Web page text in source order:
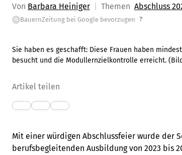
Von Barbara Heiniger Themen Abschluss
G BauernZeitung bei Google bevorzugen ?
Sie haben es geschafft: Diese Frauen haben
besucht und die Modullernzielkontrolle erreicht.
Artikel teilen
Mit einer würdigen Abschlussfeier wurde der
berufsbegleitenden Ausbildung von 2023 bis